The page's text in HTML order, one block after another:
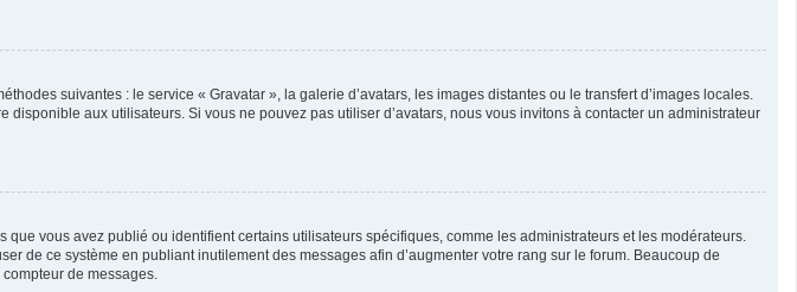
suivantes : le service « Gravatar », la galerie d’avatars, les images distantes ou le transfert d’images locales.
aux utilisateurs. Si vous ne pouvez pas utiliser d’avatars, nous vous invitons à contacter un administrateur
vous avez publié ou identifient certains utilisateurs spécifiques, comme les administrateurs et les modérateurs.
de ce système en publiant inutilement des messages afin d’augmenter votre rang sur le forum. Beaucoup de
de messages.